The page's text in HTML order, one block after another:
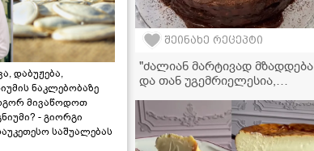
დაბუჟება,
ნაკლებობაზე
მივაწოდოთ
- გიორგი
საშუალებას
შეინახე რეცეპტი
"ძალიან მარტივად მზადდება
და თან უგემრიელესია,
ბლინის ტორტის
ვიდეორეცეპტი